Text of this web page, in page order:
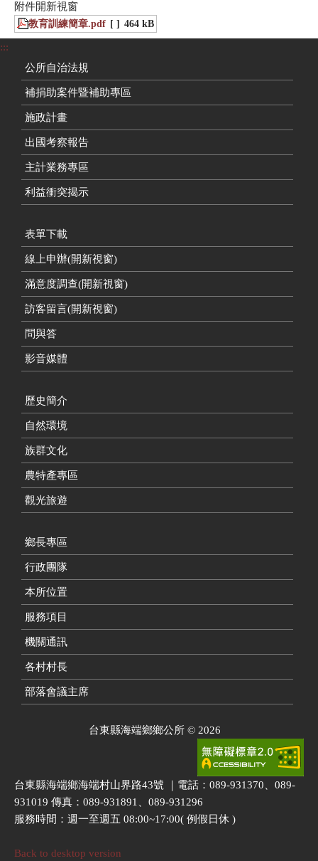
附件開新視窗
教育訓練簡章.pdf [ ] 464 kB
:::
公所自治法規
補捐助案件暨補助專區
施政計畫
出國考察報告
主計業務專區
利益衝突揭示
表單下載
線上申辦(開新視窗)
滿意度調查(開新視窗)
訪客留言(開新視窗)
問與答
影音媒體
歷史簡介
自然環境
族群文化
農特產專區
觀光旅遊
鄉長專區
行政團隊
本所位置
服務項目
機關通訊
各村村長
部落會議主席
台東縣海端鄉鄉公所 © 2026
台東縣海端鄉海端村山界路43號 ｜電話：089-931370、089-
931019 傳真：089-931891、089-931296
服務時間：週一至週五 08:00~17:00( 例假日休 )
Back to desktop version